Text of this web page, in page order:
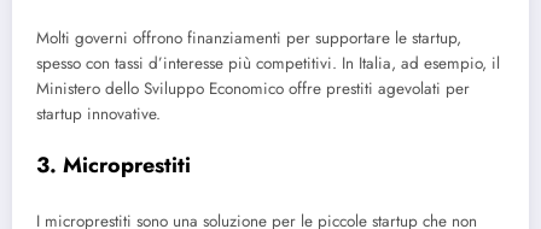
Molti governi offrono finanziamenti per supportare le startup,
spesso con tassi d’interesse più competitivi. In Italia, ad esempio, il
Ministero dello Sviluppo Economico offre prestiti agevolati per
startup innovative.
3. Microprestiti
I microprestiti sono una soluzione per le piccole startup che non